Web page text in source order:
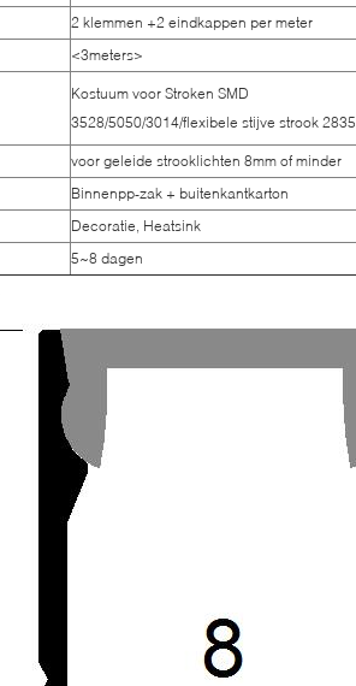
2 klemmen +2 eindkappen per meter
<3meters>
Kostuum voor Stroken SMD
3528/5050/3014/flexibele stijve strook 2835
voor geleide strooklichten 8mm of minder
Binnenpp-zak + buitenkantkarton
Decoratie, Heatsink
5~8 dagen